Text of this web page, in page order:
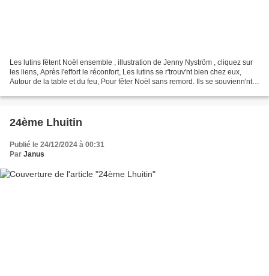
Les lutins fêtent Noël ensemble , illustration de Jenny Nyström , cliquez sur
les liens, Après l'effort le réconfort, Les lutins se r'trouv'nt bien chez eux,
Autour de la table et du feu, Pour fêter Noël sans remord. Ils se souvienn'nt
24ème Lhuitin
Publié le 24/12/2024 à 00:31
Par Janus